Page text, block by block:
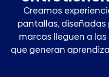
Creamos
pantallas,
marcas lleguen a
que generan